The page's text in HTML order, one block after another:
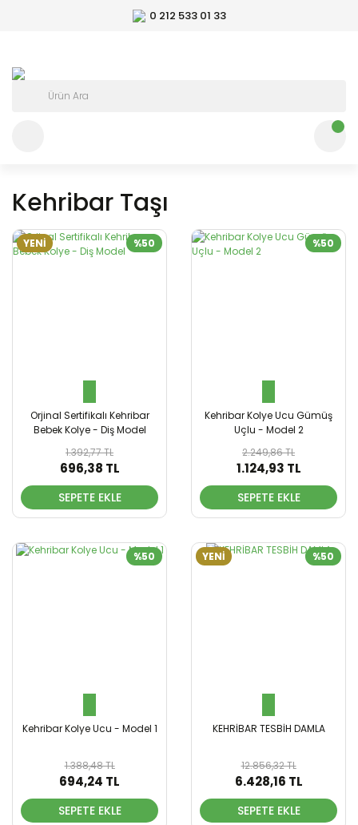
0 212 533 01 33
Kehribar Taşı
%50
YENİ
Orjinal Sertifikalı Kehribar
Bebek Kolye - Diş Model
1.392,77 TL
696,38 TL
SEPETE EKLE
%50
Kehribar Kolye Ucu Gümüş
Uçlu - Model 2
2.249,86 TL
1.124,93 TL
SEPETE EKLE
%50
Kehribar Kolye Ucu - Model 1
1.388,48 TL
694,24 TL
SEPETE EKLE
%50
YENİ
KEHRİBAR TESBİH DAMLA
12.856,32 TL
6.428,16 TL
SEPETE EKLE